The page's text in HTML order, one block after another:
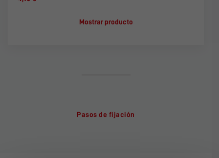
Mostrar producto
Pasos de fijación